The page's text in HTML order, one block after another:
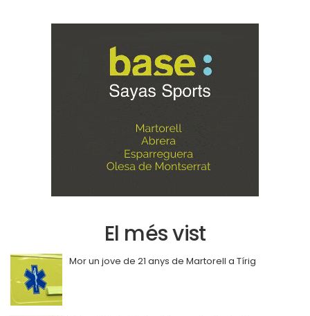
El més vist
Mor un jove de 21 anys de Martorell a Tírig